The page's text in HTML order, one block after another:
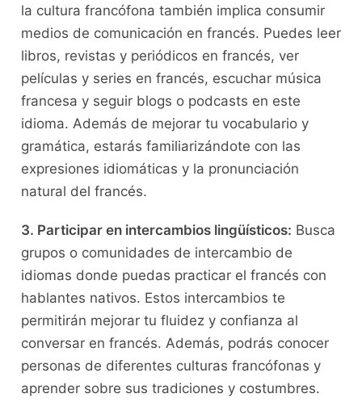
la cultura francófona también implica ​consumir​
medios de comunicación en francés. ⁣Puedes⁢ leer
libros, revistas y periódicos en francés, ver
películas y series en francés, escuchar música
francesa y seguir blogs o‌ podcasts en este
idioma. Además de mejorar tu vocabulario y
gramática, estarás familiarizándote con las
expresiones idiomáticas y la pronunciación⁣
natural del francés.
3. Participar en intercambios lingüísticos: Busca
grupos ‌o comunidades de intercambio de
idiomas donde puedas practicar el⁣ francés con
hablantes‍ nativos. Estos intercambios te
‍permitirán mejorar tu fluidez ⁤y confianza⁢ al
conversar en francés. Además, podrás ‍conocer
‍personas de diferentes⁣ culturas francófonas ⁢y
aprender⁣ sobre ‌sus⁢ tradiciones y costumbres.